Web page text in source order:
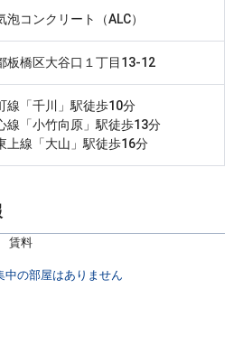
泡コンクリート（ALC）
板橋区大谷口１丁目13-12
線「千川」駅徒歩10分
線「小竹向原」駅徒歩13分
上線「大山」駅徒歩16分
賃料
中の部屋はありません